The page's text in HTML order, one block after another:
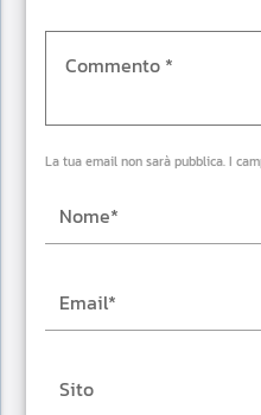
La tua email non sarà pubblica. I